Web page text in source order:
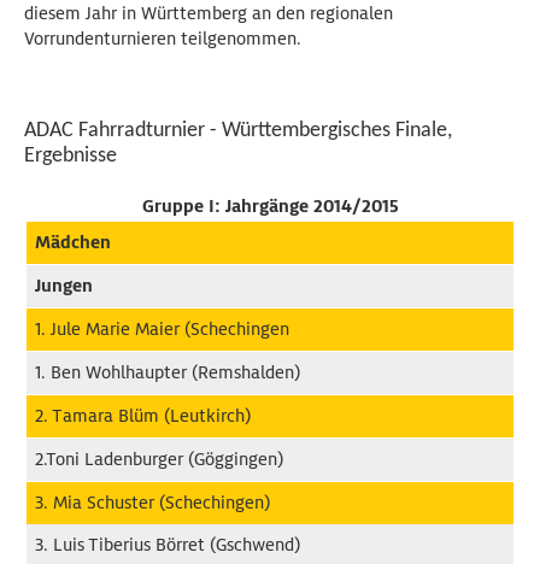
diesem Jahr in Württemberg an den regionalen
Vorrundenturnieren teilgenommen.
ADAC Fahrradturnier - Württembergisches Finale,
Ergebnisse
Gruppe I: Jahrgänge 2014/2015
Mädchen
Jungen
1. Jule Marie Maier (Schechingen
1. Ben Wohlhaupter (Remshalden)
2. Tamara Blüm (Leutkirch)
2.Toni Ladenburger (Göggingen)
3. Mia Schuster (Schechingen)
3. Luis Tiberius Börret (Gschwend)